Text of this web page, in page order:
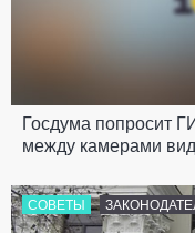
Госдума попросит
между камерами
СОВЕТЫ